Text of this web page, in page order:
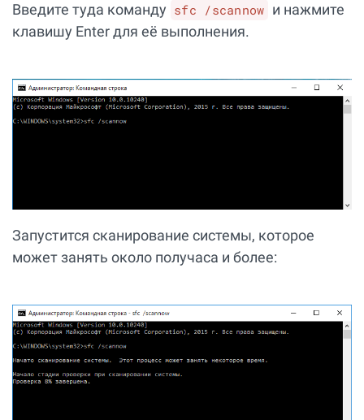
Введите туда команду sfc /scannow и нажмите
клавишу Enter для её выполнения.
Запустится сканирование системы, которое
может занять около получаса и более: